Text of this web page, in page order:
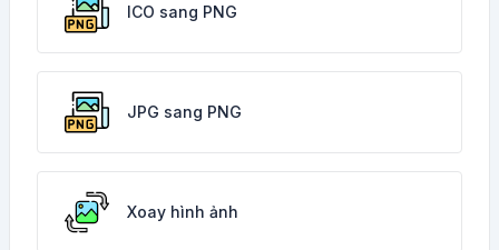
ICO sang PNG
JPG sang PNG
Xoay hình ảnh